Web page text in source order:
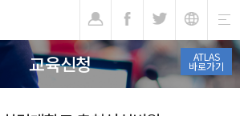
ATLAS
바로가기
교육신청